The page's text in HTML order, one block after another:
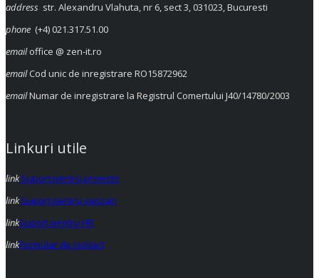
address str. Alexandru Vlahuta, nr 6, sect 3, 031023, Bucuresti
phone (+4) 021.317.51.00
emailoffice @ zen-it.ro
emailCod unic de inregistrare RO15872962
emailNumar de inregistrare la Registrul Comertului J40/14780/2003
Linkuri utile
link Suport pentru proiecte
linkSuport pentru vanzari
linkSuport pentru HR
linkFormular de contact